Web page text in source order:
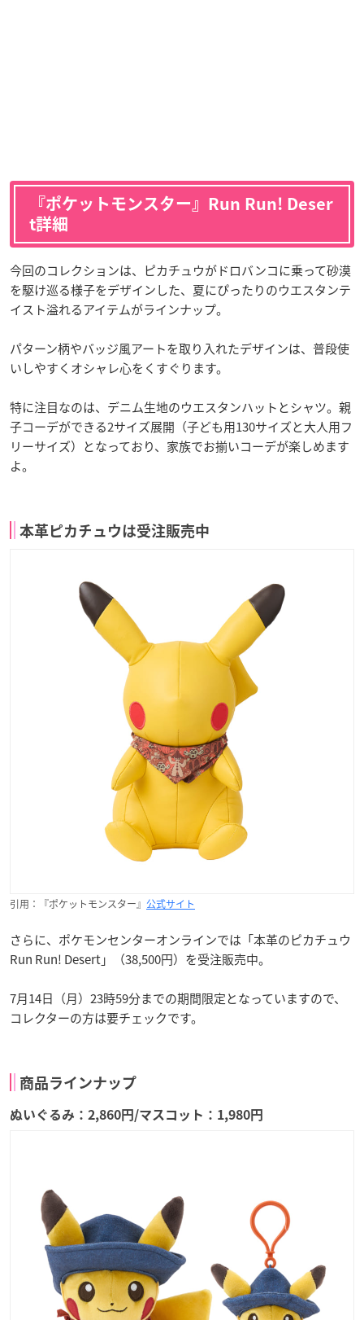
『ポケットモンスター』Run Run! Deser
t詳細
今回のコレクションは、ピカチュウがドロバンコに乗って砂漠
を駆け巡る様子をデザインした、夏にぴったりのウエスタンテ
イスト溢れるアイテムがラインナップ。
パターン柄やバッジ風アートを取り入れたデザインは、普段使
いしやすくオシャレ心をくすぐります。
特に注目なのは、デニム生地のウエスタンハットとシャツ。親
子コーデができる2サイズ展開（子ども用130サイズと大人用フ
リーサイズ）となっており、家族でお揃いコーデが楽しめます
よ。
本革ピカチュウは受注販売中
引用：『ポケットモンスター』 公式サイト
さらに、ポケモンセンターオンラインでは「本革のピカチュウ
Run Run! Desert」（38,500円）を受注販売中。
7月14日（月）23時59分までの期間限定となっていますので、
コレクターの方は要チェックです。
商品ラインナップ
ぬいぐるみ：2,860円/マスコット：1,980円